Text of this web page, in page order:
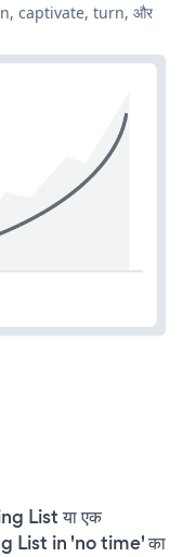
captivate, turn, और
List या एक
List in 'no time' का